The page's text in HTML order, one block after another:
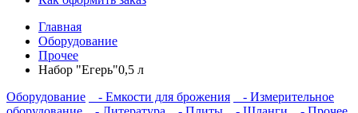
Главная
Оборудование
Прочее
Набор "Егерь"0,5 л
Оборудование
- Емкости для брожения
- Измерительное